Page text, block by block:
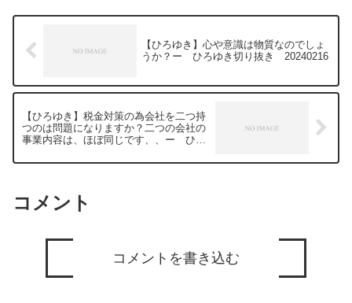
【ひろゆき】心や意識は物質なのでしょ
うか？ー ひろゆき切り抜き 20240216
【ひろゆき】税金対策の為会社を二つ持
つのは問題になりますか？二つの会社の
事業内容は、ほぼ同じです、、ー ひろ
コメント
コメントを書き込む